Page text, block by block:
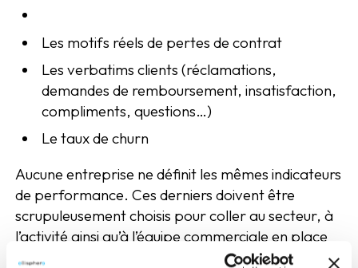
Les motifs réels de pertes de contrat
Les verbatims clients (réclamations,
demandes de remboursement, insatisfaction,
compliments, questions…)
Le taux de churn
Aucune entreprise ne définit les mêmes indicateurs
de performance. Ces derniers doivent être
scrupuleusement choisis pour coller au secteur, à
l’activité ainsi qu’à l’équipe commerciale en place
et ses objectifs.